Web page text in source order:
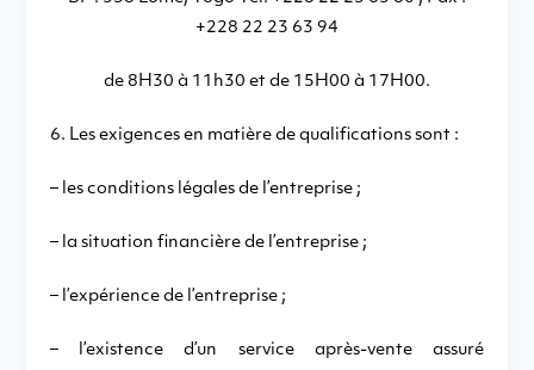
+228 22 23 63 94
de 8H30 à 11h30 et de 15H00 à 17H00.
6. Les exigences en matière de qualifications sont :
– les conditions légales de l’entreprise ;
– la situation financière de l’entreprise ;
– l’expérience de l’entreprise ;
– l’existence d’un service après-vente assuré